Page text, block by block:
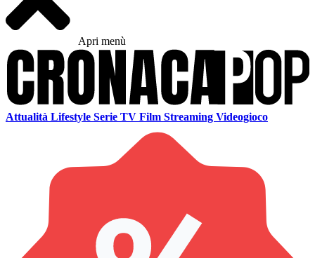
Apri menù
Attualità Lifestyle Serie TV Film Streaming Videogioco